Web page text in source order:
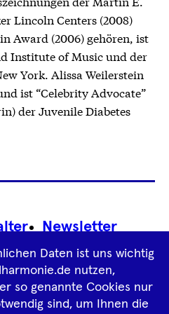
Lincoln Centers (2008)
Award (2006) gehören, ist
Institute of Music und der
York. Alissa Weilerstein
ist “Celebrity Advocate”
der Juvenile Diabetes
FooterNewsletter
AGB
Daten ist uns wichtig
nutzen,
so genannte Cookies nur
sind, um Ihnen die